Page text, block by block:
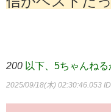
200 以下、5ちゃんね
2025/09/18(木) 02:30:46.053